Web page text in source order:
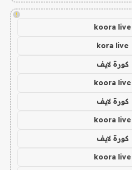
!
koora live
kora live
كورة لايف
koora live
كورة لايف
koora live
كورة لايف
koora live